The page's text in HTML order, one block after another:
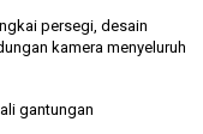
persegi, desain
kamera menyeluruh
gantungan